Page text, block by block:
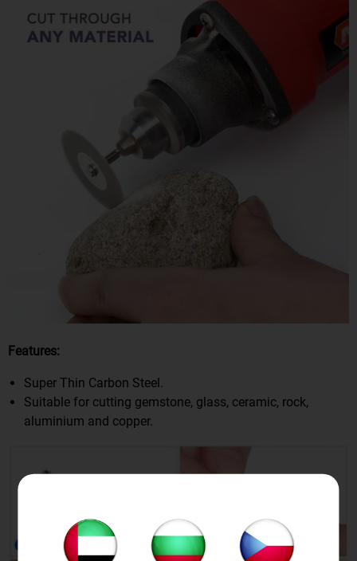
Features:
Super Thin Carbon Steel.
Suitable for cutting gemstone, glass, ceramic, rock,
aluminium and copper.